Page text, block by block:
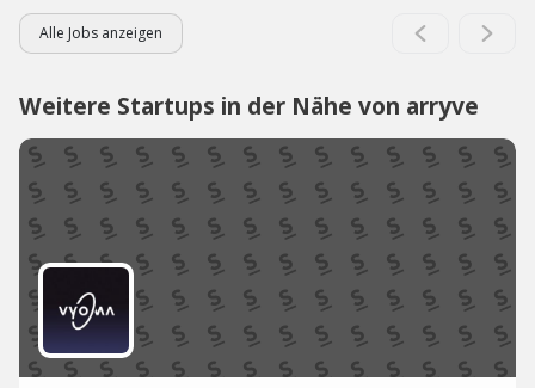
Alle Jobs anzeigen
Weitere Startups in der Nähe von arryve